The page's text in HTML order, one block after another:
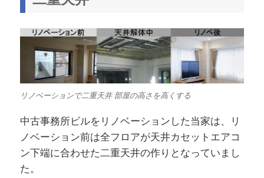
リノベーションで二重天井 部屋の高さを高くする
中古事務所ビルをリノベーションした当家は、リ
ノベーション前は全フロアが天井カセットエアコ
ン下端に合わせた二重天井の作りとなっていまし
た。